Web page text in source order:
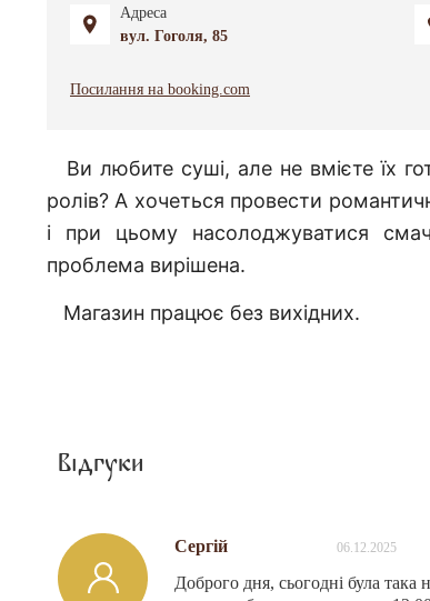
Адреса
вул. Гоголя, 85
Посилання на booking.com
Ви любите суші, але не вмієте їх
ролів? А хочеться провести
і при цьому насолоджуватися
проблема вирішена.
Магазин працює без вихідних.
Відгуки
Сергій 06.12.2025
Доброго дня, сьогодні була